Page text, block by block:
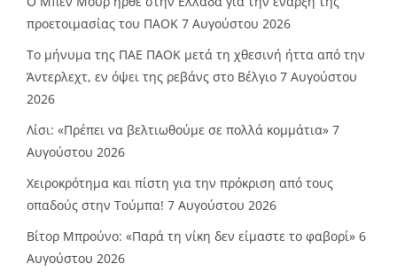
προετοιμασίας του ΠΑΟΚ 7 Αυγούστου 2026
Το μήνυμα της ΠΑΕ ΠΑΟΚ μετά τη χθεσινή ήττα από την
Άντερλεχτ, εν όψει της ρεβάνς στο Βέλγιο 7 Αυγούστου
2026
Λίσι: «Πρέπει να βελτιωθούμε σε πολλά κομμάτια» 7
Αυγούστου 2026
Χειροκρότημα και πίστη για την πρόκριση από τους
οπαδούς στην Τούμπα! 7 Αυγούστου 2026
Βίτορ Μπρούνο: «Παρά τη νίκη δεν είμαστε το φαβορί» 6
Αυγούστου 2026